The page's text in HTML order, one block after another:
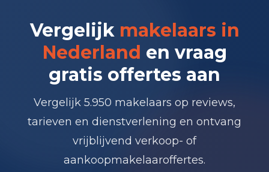
Vergelijk makelaars in
Nederland en vraag
gratis offertes aan
Vergelijk 5.950 makelaars op reviews,
tarieven en dienstverlening en ontvang
vrijblijvend verkoop- of
aankoopmakelaaroffertes.